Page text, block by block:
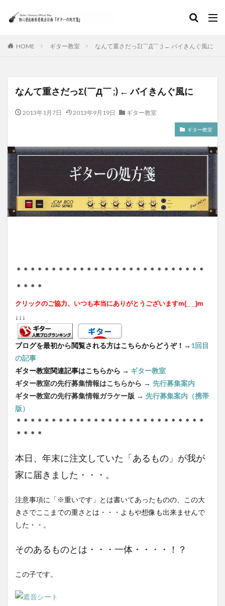
HOME ギター教室 なんて重さだっΣ(￣Д￣ ;) ← バイきんぐ風に
なんて重さだっΣ(￣Д￣ ;) ← バイきんぐ風に
2013年1月7日 2013年9月19日 ギター教室
ギター教室
＊＊＊＊＊＊＊＊＊＊＊＊＊＊＊＊＊＊＊＊＊＊＊＊＊＊＊
＊＊＊＊
クリックのご協力、いつも本当にありがとうございますm(_ _)m
↓↓↓
ブログを最初から閲覧される方はこちらからどうぞ！→ 1回目
の記事
ギター教室関連記事はこちらから → ギター教室
ギター教室の先行募集情報はこちらから → 先行募集案内
ギター教室の先行募集情報ガラケー版 → 先行募集案内（携帯
版）
＊＊＊＊＊＊＊＊＊＊＊＊＊＊＊＊＊＊＊＊＊＊＊＊＊＊＊
＊＊＊＊
本日、年末に注文していた「あるもの」が我が
家に届きました・・・。
注意事項に「※重いです」とは書いてあったものの、この大
きさでここまでの重さとは・・・よもや想像も出来ませんで
した・・。
そのあるものとは・・・一体・・・・！？
この子です。